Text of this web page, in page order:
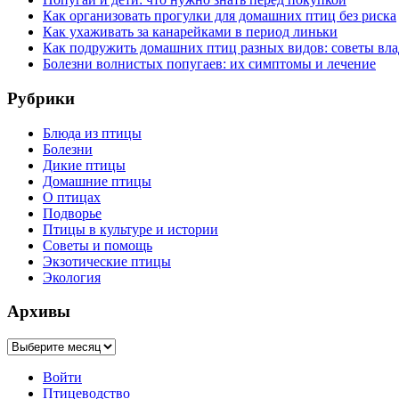
Как организовать прогулки для домашних птиц без риска
Как ухаживать за канарейками в период линьки
Как подружить домашних птиц разных видов: советы
Болезни волнистых попугаев: их симптомы и лечение
Рубрики
Блюда из птицы
Болезни
Дикие птицы
Домашние птицы
О птицах
Подворье
Птицы в культуре и истории
Советы и помощь
Экзотические птицы
Экология
Архивы
Архивы
Войти
Птицеводство